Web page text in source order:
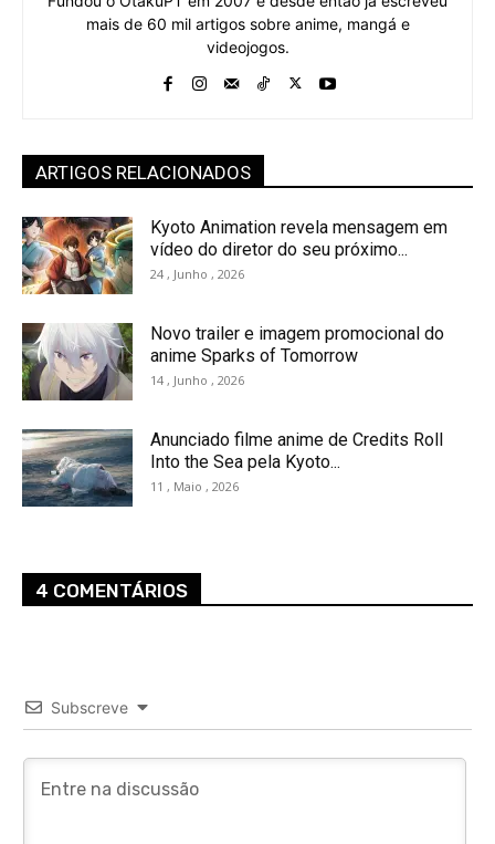
mais de 60 mil artigos sobre anime, mangá e
videojogos.
ARTIGOS RELACIONADOS
Kyoto Animation revela mensagem em
vídeo do diretor do seu próximo...
24 , Junho , 2026
Novo trailer e imagem promocional do
anime Sparks of Tomorrow
14 , Junho , 2026
Anunciado filme anime de Credits Roll
Into the Sea pela Kyoto...
11 , Maio , 2026
4 COMENTÁRIOS
Subscreve